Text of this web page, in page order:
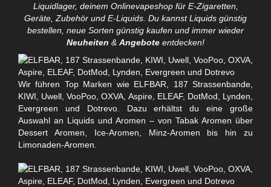
Liquidlager, deinem Onlinevapeshop für E-Zigaretten,
Geräte, Zubehör und E-Liquids. Du kannst Liquids günstig
bestellen, neue Sorten günstig kaufen und immer wieder
Neuheiten & Angebote entdecken!
Wir führen Top Marken wie ELFBAR, 187 Strassenbande,
KIWI, Uwell, VooPoo, OXVA, Aspire, ELEAF, DotMod, Lynden,
Evergreen und Dotrevo. Dazu erhältst du eine große
Auswahl an Liquids und Aromen – von Tabak Aromen über
Dessert Aromen, Ice-Aromen, Minz-Aromen bis hin zu
Limonaden-Aromen.